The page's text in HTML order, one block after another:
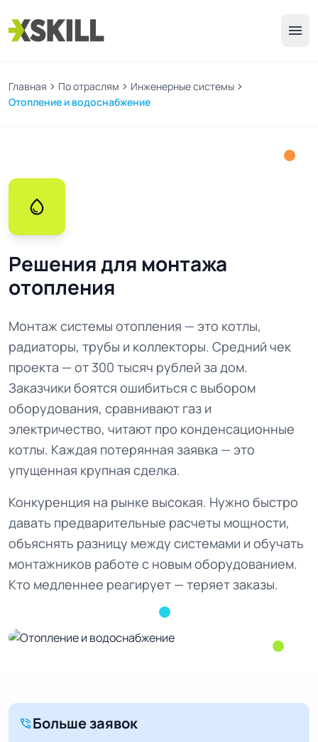
menu
Главная chevron_right По отраслям chevron_right Инженерные системы chevron_right
Отопление и водоснабжение
water_drop
Решения для монтажа
отопления
Монтаж системы отопления — это котлы,
радиаторы, трубы и коллекторы. Средний чек
проекта — от 300 тысяч рублей за дом.
Заказчики боятся ошибиться с выбором
оборудования, сравнивают газ и
электричество, читают про конденсационные
котлы. Каждая потерянная заявка — это
упущенная крупная сделка.
Конкуренция на рынке высокая. Нужно быстро
давать предварительные расчеты мощности,
объяснять разницу между системами и обучать
монтажников работе с новым оборудованием.
Кто медленнее реагирует — теряет заказы.
phone_in_talkБольше заявок